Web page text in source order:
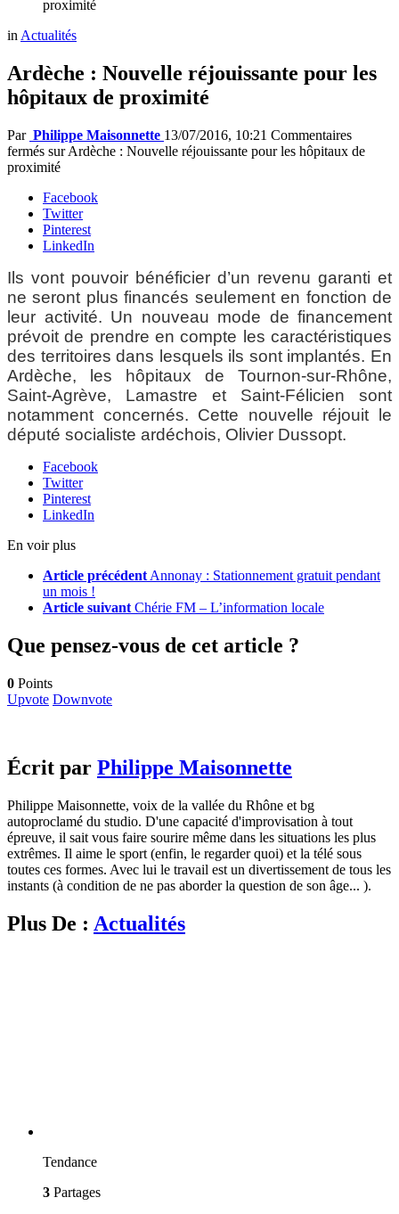
proximité
inActualités
Ardèche : Nouvelle réjouissante pour les
hôpitaux de proximité
Par Philippe Maisonnette 13/07/2016, 10:21 Commentaires
fermés sur Ardèche : Nouvelle réjouissante pour les hôpitaux de
proximité
Facebook
Twitter
Pinterest
LinkedIn
Ils vont pouvoir bénéficier d’un revenu garanti et
ne seront plus financés seulement en fonction de
leur activité. Un nouveau mode de financement
prévoit de prendre en compte les caractéristiques
des territoires dans lesquels ils sont implantés. En
Ardèche, les hôpitaux de Tournon-sur-Rhône,
Saint-Agrève, Lamastre et Saint-Félicien sont
notamment concernés. Cette nouvelle réjouit le
député socialiste ardéchois, Olivier Dussopt.
Facebook
Twitter
Pinterest
LinkedIn
En voir plus
Article précédent Annonay : Stationnement gratuit pendant
un mois !
Article suivant Chérie FM – L’information locale
Que pensez-vous de cet article ?
0 Points
Upvote Downvote
Écrit par Philippe Maisonnette
Philippe Maisonnette, voix de la vallée du Rhône et bg
autoproclamé du studio. D'une capacité d'improvisation à tout
épreuve, il sait vous faire sourire même dans les situations les plus
extrêmes. Il aime le sport (enfin, le regarder quoi) et la télé sous
toutes ces formes. Avec lui le travail est un divertissement de tous les
instants (à condition de ne pas aborder la question de son âge... ).
Plus De : Actualités
Tendance
3 Partages